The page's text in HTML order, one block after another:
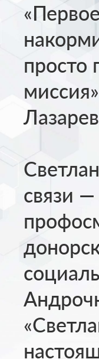
просто
связи